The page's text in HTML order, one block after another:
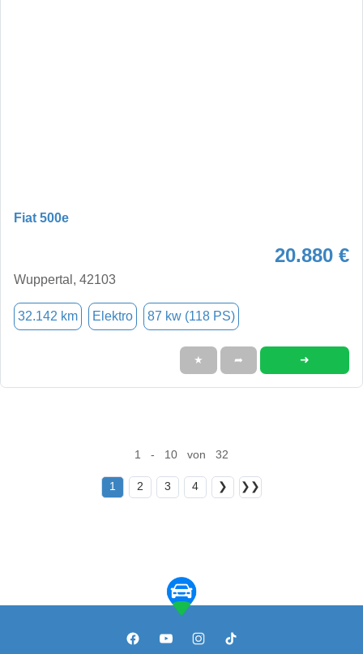
Fiat 500e
20.880 €
Wuppertal, 42103
32.142 km Elektro 87 kw (118 PS)
★ ➦ ➜
1 - 10 von 32
1 2 3 4 ❯ ❯❯